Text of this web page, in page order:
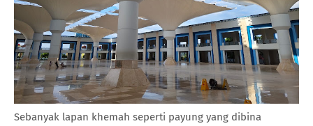
Sebanyak lapan khemah seperti payung yang dibina